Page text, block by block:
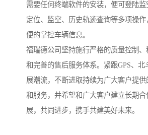
需要任何终端软件的安装，便可登陆
定位、监空、历史轨迹查询等多项操
便的掌控车辆信息。
福瑞德公司坚持施行严格的质量控制
和完善的售后服务体系。紧跟GPS、北
展潮流，不断进取持续为广大客户提
和服务，并希望和广大客户建立长期
展，共同进步，携手共建美好未来。